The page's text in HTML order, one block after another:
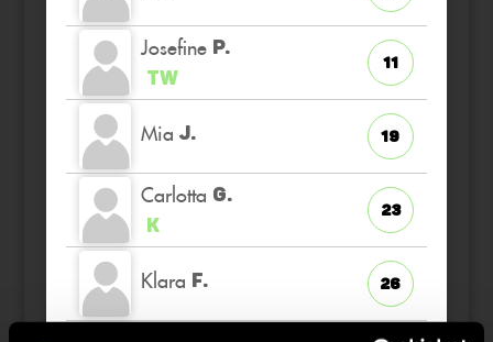
Josefine P.
TW
11
Mia J. 19
Carlotta G.
K
23
Klara F. 26